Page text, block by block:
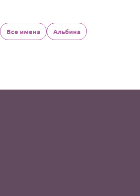
Все имена Альбина